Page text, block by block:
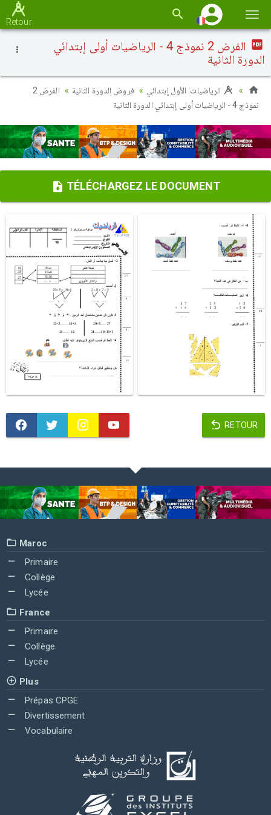
la
Retour
الفرض 2 نموذج 4 - الرياضيات أولى إبتدائي
الدورة الثانية
الرياضيات: الأول إبتدائي فروض الدورة الثانية
الفرض 2
نموذج 4 - الرياضيات أولى إبتدائي الدورة الثانية
TÉLÉCHARGEZ LE DOCUMENT
RETOUR
Maroc
Primaire
Collège
Lycée
France
Primaire
Collège
Lycée
Plus
Prépas CPGE
Divertissement
Vocabulaire